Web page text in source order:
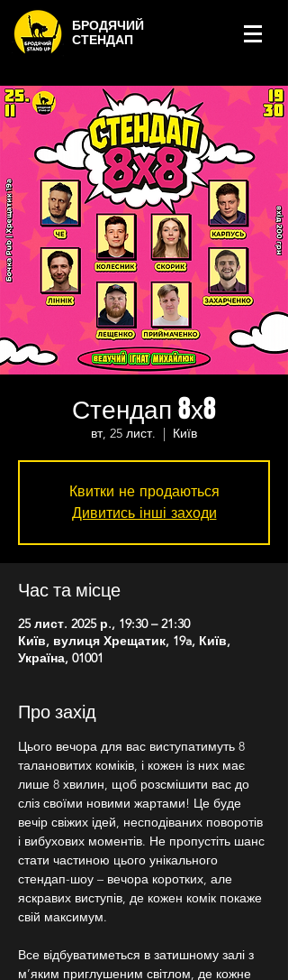
БРОДЯЧИЙ
СТЕНДАП
Стендап 8х8
вт, 25 лист.
  |
Київ
Квитки не продаються
Дивитись інші заходи
Час та місце
25 лист. 2025 р., 19:30 – 21:30
Київ, вулиця Хрещатик, 19a, Київ,
Україна, 01001
Про захід
Цього вечора для вас виступатимуть 8
талановитих коміків, і кожен із них має
лише 8 хвилин, щоб розсмішити вас до
сліз своїми новими жартами! Це буде
вечір свіжих ідей, несподіваних поворотів
і вибухових моментів. Не пропустіть шанс
стати частиною цього унікального
стендап-шоу – вечора коротких, але
яскравих виступів, де кожен комік покаже
свій максимум.
Все відбуватиметься в затишному залі з
м’яким приглушеним світлом, де кожне